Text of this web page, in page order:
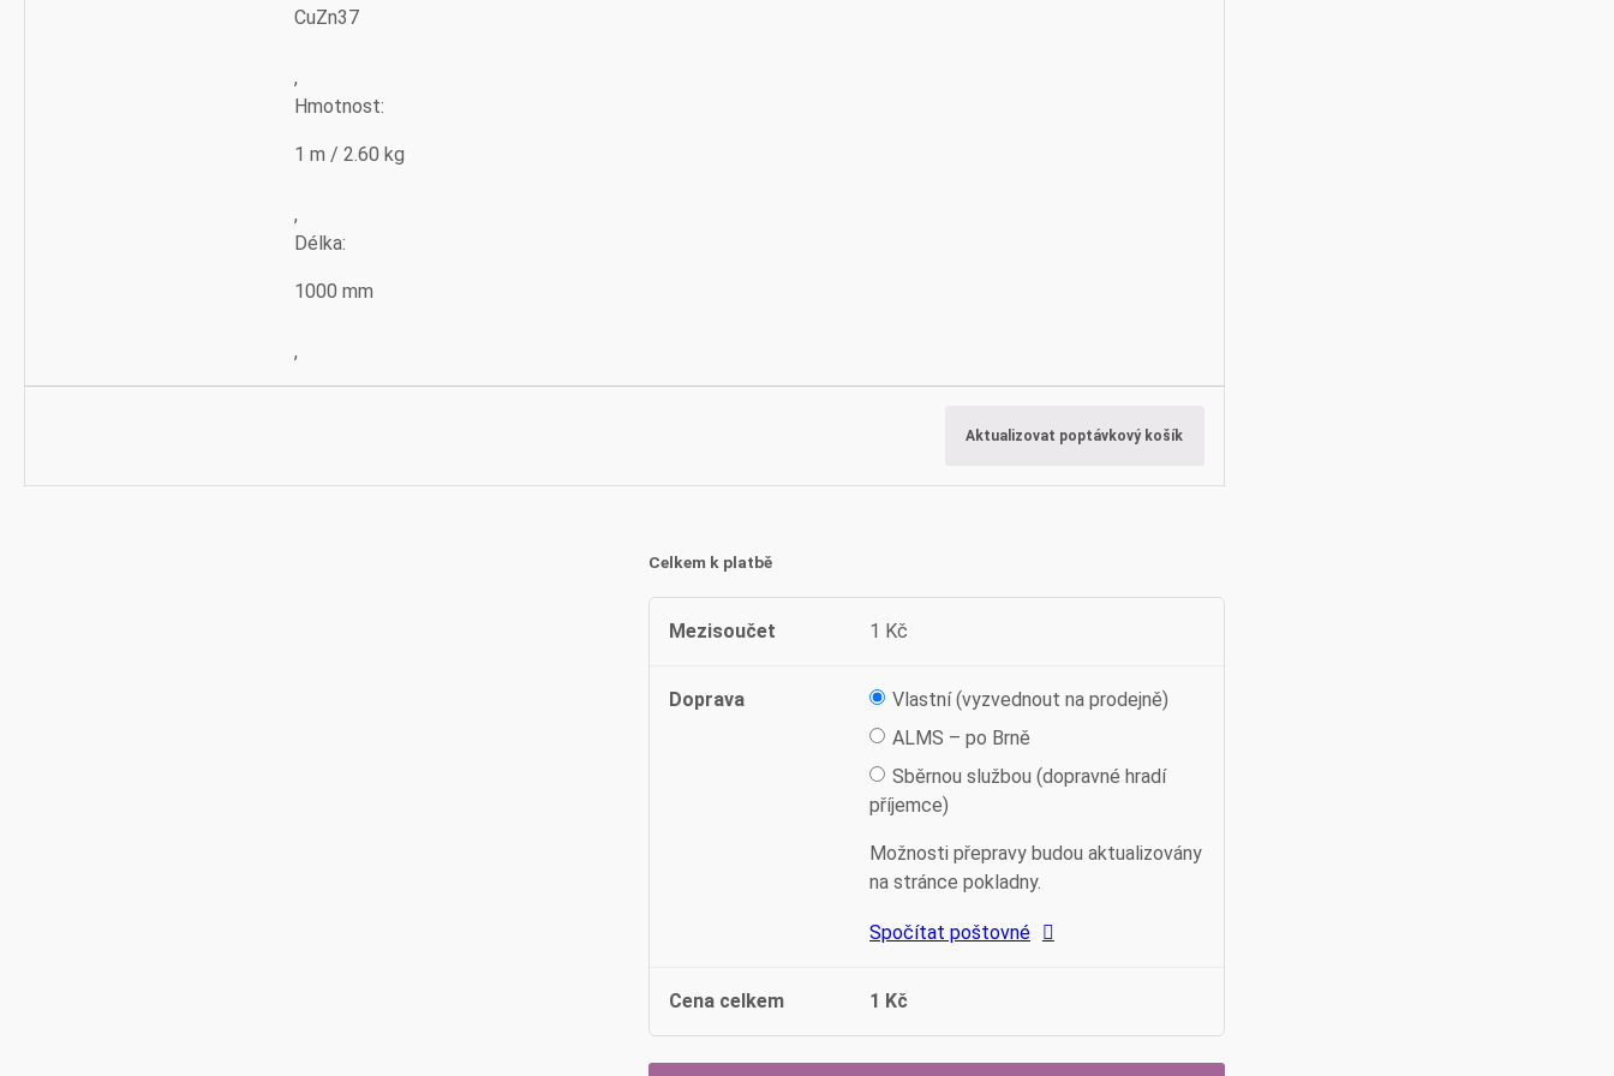
CuZn37
,
Hmotnost:
1 m / 2.60 kg
,
Délka:
1000 mm
,
Aktualizovat poptávkový košík
Celkem k platbě
Mezisoučet 1 Kč
Doprava
Vlastní (vyzvednout na prodejně)
ALMS – po Brně
Sběrnou službou (dopravné hradí
příjemce)
Možnosti přepravy budou aktualizovány
na stránce pokladny.
Spočítat poštovné
Cena celkem 1 Kč